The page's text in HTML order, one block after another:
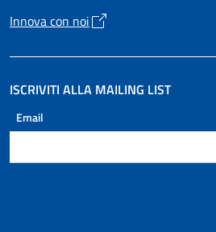
Innova con noi
Apre in un nuovo tab
ISCRIVITI ALLA MAILING LIST
Email